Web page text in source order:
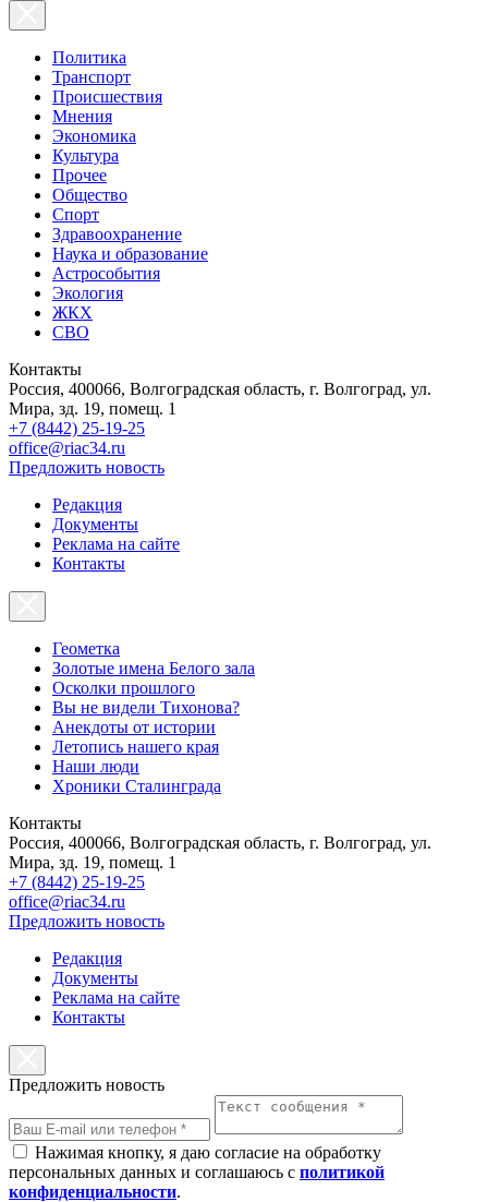
Политика
Транспорт
Происшествия
Мнения
Экономика
Культура
Прочее
Общество
Спорт
Здравоохранение
Наука и образование
Астрособытия
Экология
ЖКХ
СВО
Контакты
Россия, 400066, Волгоградская область, г. Волгоград, ул.
Мира, зд. 19, помещ. 1
+7 (8442) 25-19-25
office@riac34.ru
Предложить новость
Редакция
Документы
Реклама на сайте
Контакты
Геометка
Золотые имена Белого зала
Осколки прошлого
Вы не видели Тихонова?
Анекдоты от истории
Летопись нашего края
Наши люди
Хроники Сталинграда
Контакты
Россия, 400066, Волгоградская область, г. Волгоград, ул.
Мира, зд. 19, помещ. 1
+7 (8442) 25-19-25
office@riac34.ru
Предложить новость
Редакция
Документы
Реклама на сайте
Контакты
Предложить новость
Нажимая кнопку, я даю согласие на обработку
персональных данных и соглашаюсь с политикой
конфиденциальности.